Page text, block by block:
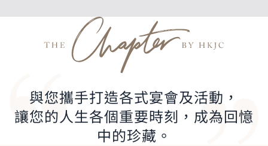
與您攜手打造各式宴會及活動，
讓您的人生各個重要時刻，成為回憶
中的珍藏。